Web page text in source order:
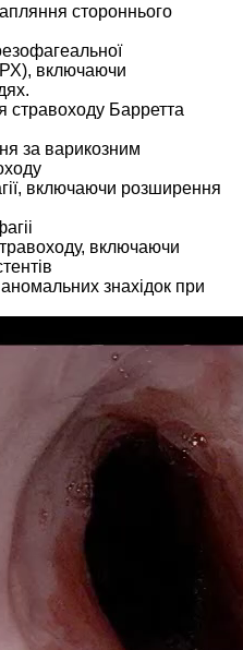
стороннього
включаючи
стравоходу Барретта
за варикозним
включаючи розширення
включаючи
знахідок при